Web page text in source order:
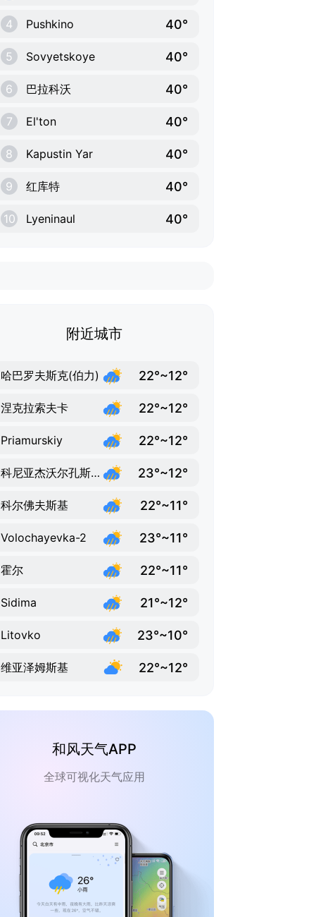
4 Pushkino 40°
5 Sovyetskoye 40°
6 巴拉科沃 40°
7 El'ton 40°
8 Kapustin Yar 40°
9 红库特 40°
10 Lyeninaul 40°
附近城市
哈巴罗夫斯克(伯力) 22°~12°
涅克拉索夫卡 22°~12°
Priamurskiy 22°~12°
科尼亚杰沃尔孔斯科耶 23°~12°
科尔佛夫斯基 22°~11°
Volochayevka-2 23°~11°
霍尔 22°~11°
Sidima 21°~12°
Litovko 23°~10°
维亚泽姆斯基 22°~12°
和风天气APP
全球可视化天气应用